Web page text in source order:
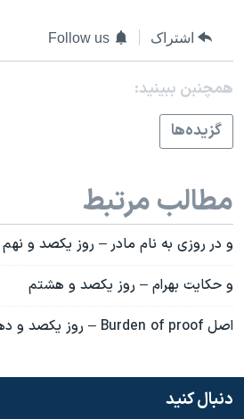
اشتراک Follow us
همچنبن ببینید:
گزيده‌ها
مطالب مرتبط
و در روزی به نام مادر – روز یکصد و نهم
و حکايت بهرام – روز يکصد و هشتم
اصل Burden of proof – روز یکصد و دهم
دنبال کنید